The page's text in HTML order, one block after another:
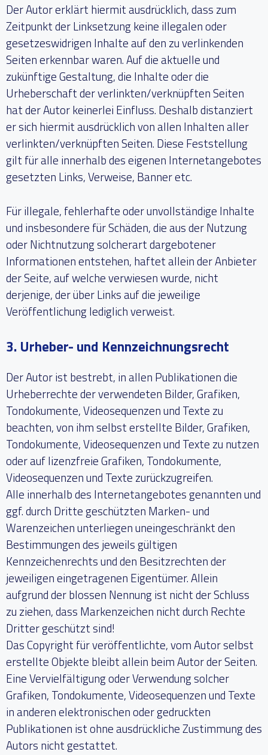
Der Autor erklärt hiermit ausdrücklich, dass zum
Zeitpunkt der Linksetzung keine illegalen oder
gesetzeswidrigen Inhalte auf den zu verlinkenden
Seiten erkennbar waren. Auf die aktuelle und
zukünftige Gestaltung, die Inhalte oder die
Urheberschaft der verlinkten/verknüpften Seiten
hat der Autor keinerlei Einfluss. Deshalb distanziert
er sich hiermit ausdrücklich von allen Inhalten aller
verlinkten/verknüpften Seiten. Diese Feststellung
gilt für alle innerhalb des eigenen Internetangebotes
gesetzten Links, Verweise, Banner etc.
Für illegale, fehlerhafte oder unvollständige Inhalte
und insbesondere für Schäden, die aus der Nutzung
oder Nichtnutzung solcherart dargebotener
Informationen entstehen, haftet allein der Anbieter
der Seite, auf welche verwiesen wurde, nicht
derjenige, der über Links auf die jeweilige
Veröffentlichung lediglich verweist.
3. Urheber- und Kennzeichnungsrecht
Der Autor ist bestrebt, in allen Publikationen die
Urheberrechte der verwendeten Bilder, Grafiken,
Tondokumente, Videosequenzen und Texte zu
beachten, von ihm selbst erstellte Bilder, Grafiken,
Tondokumente, Videosequenzen und Texte zu nutzen
oder auf lizenzfreie Grafiken, Tondokumente,
Videosequenzen und Texte zurückzugreifen.
Alle innerhalb des Internetangebotes genannten und
ggf. durch Dritte geschützten Marken- und
Warenzeichen unterliegen uneingeschränkt den
Bestimmungen des jeweils gültigen
Kennzeichenrechts und den Besitzrechten der
jeweiligen eingetragenen Eigentümer. Allein
aufgrund der blossen Nennung ist nicht der Schluss
zu ziehen, dass Markenzeichen nicht durch Rechte
Dritter geschützt sind!
Das Copyright für veröffentlichte, vom Autor selbst
erstellte Objekte bleibt allein beim Autor der Seiten.
Eine Vervielfältigung oder Verwendung solcher
Grafiken, Tondokumente, Videosequenzen und Texte
in anderen elektronischen oder gedruckten
Publikationen ist ohne ausdrückliche Zustimmung des
Autors nicht gestattet.